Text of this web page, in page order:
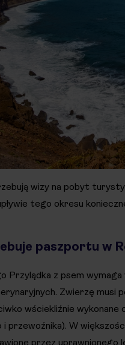
wizy na pobyt
tego okresu
paszportu w
Przylądka z psem
Zwierzę musi
wściekliźnie
przewoźnika). W
przez